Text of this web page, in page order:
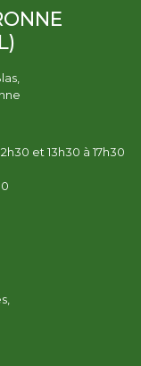
et 13h30 à 17h30